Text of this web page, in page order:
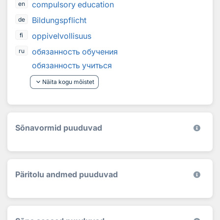
en compulsory education
de Bildungspflicht
fi oppivelvollisuus
ru
обязанность обучения
обязанность учиться
keyboard_arrow_down Näita kogu mõistet
Sõnavormid puuduvad
Päritolu andmed puuduvad